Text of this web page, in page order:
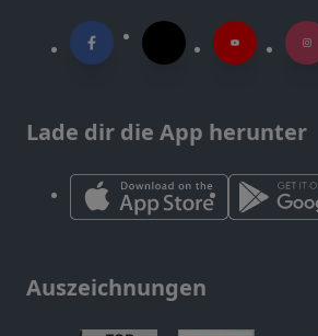
Lade dir die App herunter
Auszeichnungen